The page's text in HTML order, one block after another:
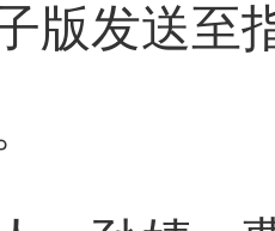
版发送至